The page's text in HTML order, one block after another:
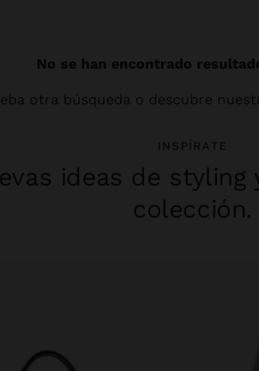
No se han encontrado
otra búsqueda o descubre
INSPÍRATE
ideas de styling
colección.